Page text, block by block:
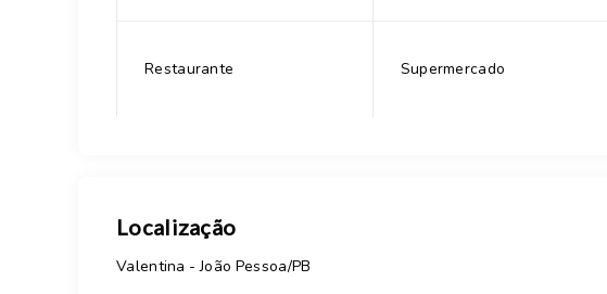
Restaurante Supermercado
Localização
Valentina - João Pessoa/PB